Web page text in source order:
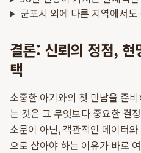
군포시 외에 다른 지역에서
결론: 신뢰의 정점, 현
택
소중한 아기와의 첫 만남을 준
는 것은 그 무엇보다 중요한 결
소문이 아닌, 객관적인 데이터
으로 삼아야 하는 이유가 바로